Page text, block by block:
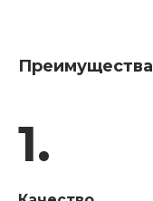
Преимущества
1.